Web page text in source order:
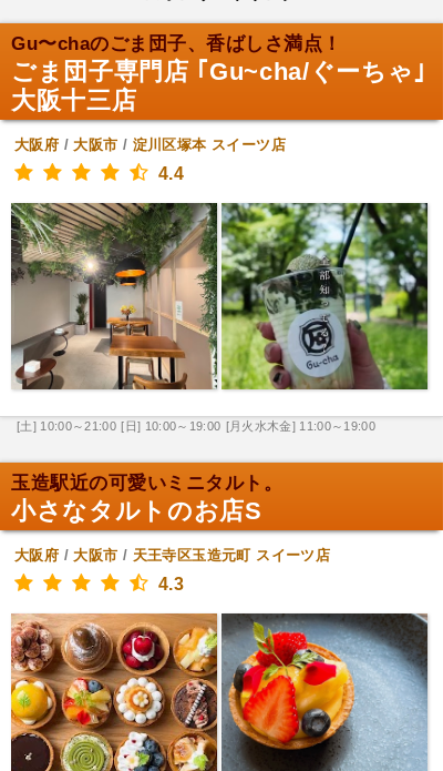
Gu〜chaのごま団子、香ばしさ満点！
ごま団子専門店 ｢Gu~cha/ぐーちゃ｣
大阪十三店
大阪府 /大阪市 / 淀川区塚本 スイーツ店
4.4
[土] 10:00～21:00 [日] 10:00～19:00 [月火水木金] 11:00～19:00
玉造駅近の可愛いミニタルト。
小さなタルトのお店S
大阪府 /大阪市 / 天王寺区玉造元町 スイーツ店
4.3